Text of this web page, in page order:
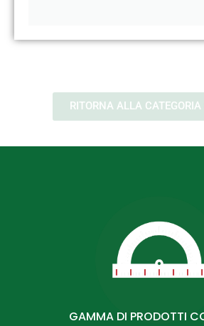
RITORNA ALLA
GAMMA DI PRODOTTI